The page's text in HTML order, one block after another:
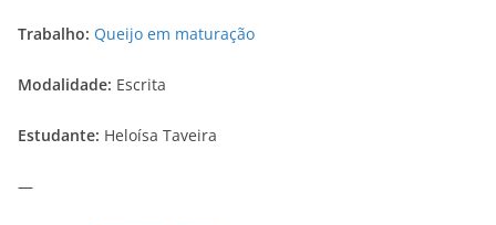
Trabalho: Queijo em maturação
Modalidade: Escrita
Estudante: Heloísa Taveira
—